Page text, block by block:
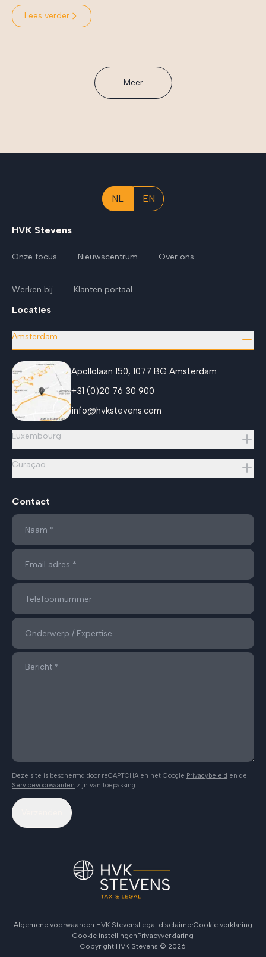
Lees verder
Meer
NL EN
HVK Stevens
Onze focus Nieuwscentrum Over ons
Werken bij Klanten portaal
Locaties
Amsterdam
Apollolaan 150, 1077 BG Amsterdam
+31 (0)20 76 30 900
info@hvkstevens.com
Luxembourg
Curaçao
Contact
Deze site is beschermd door reCAPTCHA en het Google Privacybeleid en de
Servicevoorwaarden zijn van toepassing.
Algemene voorwaarden HVK StevensLegal disclaimerCookie verklaring
Cookie instellingenPrivacyverklaring
Copyright HVK Stevens © 2026